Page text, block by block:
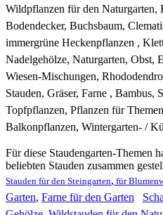
Wildpflanzen für den Naturgarten,
Bodendecker, Buchsbaum,
immergrüne Heckenpflanzen ,
Nadelgehölze, Naturgarten, Obst,
Wiesen-Mischungen,
Stauden, Gräser, Farne , Bambus,
Topfpflanzen, Pflanzen für
Balkonpflanzen, Wintergarten- /
Für diese Staudengarten-Themen
beliebten Stauden zusammen
Stauden für den Steingarten, für
Garten, Farne für den Garten